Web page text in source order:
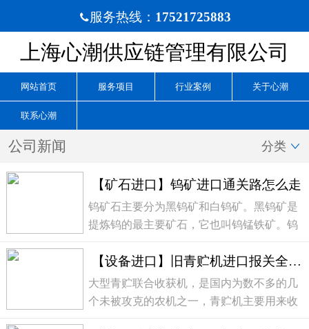
服务热线： 17521725883
上海心潮供应链管理有限公司
网站首页 服务项目 行业案例 关于心潮
联系心潮
公司新闻 分类 
【矿石进口】钨矿进口通关路怎么走
钨矿石主要分为黑钨矿和白钨矿。黑钨矿是
提炼钨的最主要矿石，它也叫钨锰铁矿。钨
中的极为重要的功能材料之一，广泛应用在
航天、原子能、船舶、汽车工业、电气工
业、电子工业...
【设备进口】旧青贮机进口报关全流程分享
大型青贮联合收获机，是国内为数不多的几
个未被攻克的农机之一，青贮机主要用来收